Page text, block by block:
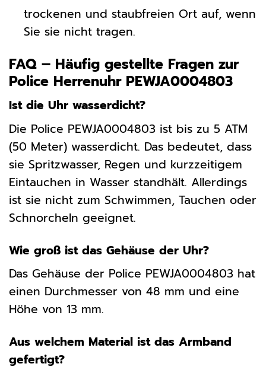
trockenen und staubfreien Ort auf, wenn
Sie sie nicht tragen.
FAQ – Häufig gestellte Fragen zur
Police Herrenuhr PEWJA0004803
Ist die Uhr wasserdicht?
Die Police PEWJA0004803 ist bis zu 5 ATM
(50 Meter) wasserdicht. Das bedeutet, dass
sie Spritzwasser, Regen und kurzzeitigem
Eintauchen in Wasser standhält. Allerdings
ist sie nicht zum Schwimmen, Tauchen oder
Schnorcheln geeignet.
Wie groß ist das Gehäuse der Uhr?
Das Gehäuse der Police PEWJA0004803 hat
einen Durchmesser von 48 mm und eine
Höhe von 13 mm.
Aus welchem Material ist das Armband
gefertigt?